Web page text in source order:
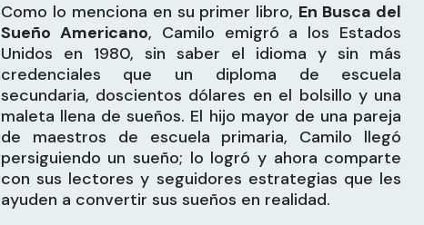
Como lo menciona en su primer libro, En Busca del
Sueño Americano, Camilo emigró a los Estados
Unidos en 1980, sin saber el idioma y sin más
credenciales que un diploma de escuela
secundaria, doscientos dólares en el bolsillo y una
maleta llena de sueños. El hijo mayor de una pareja
de maestros de escuela primaria, Camilo llegó
persiguiendo un sueño; lo logró y ahora comparte
con sus lectores y seguidores estrategias que les
ayuden a convertir sus sueños en realidad.